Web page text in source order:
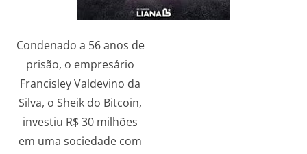
Condenado a 56 anos de
prisão, o empresário
Francisley Valdevino da
Silva, o Sheik do Bitcoin,
investiu R$ 30 milhões
em uma sociedade com